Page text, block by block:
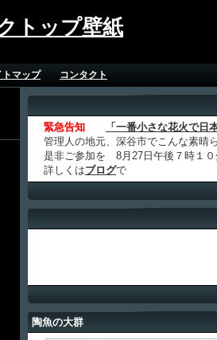
トップ壁紙
トマップ コンタクト
緊急告知
「一番小さな花火で日
管理人の地元、深谷市でこんな素晴
是非ご参加を 8月27日午後７時１０
詳しくはブログで
陶魚の大群